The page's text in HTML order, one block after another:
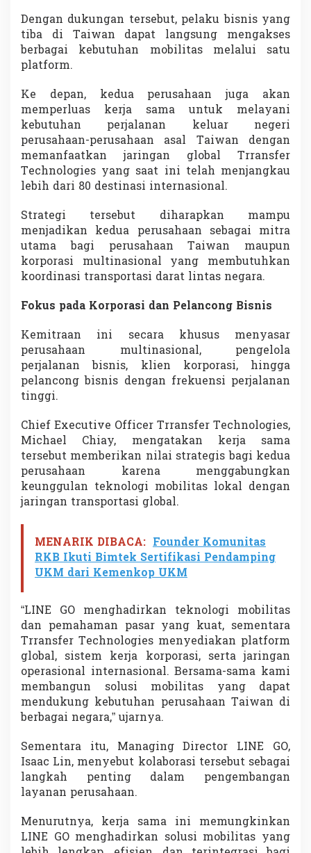
Dengan dukungan tersebut, pelaku bisnis yang
tiba di Taiwan dapat langsung mengakses
berbagai kebutuhan mobilitas melalui satu
platform.
Ke depan, kedua perusahaan juga akan
memperluas kerja sama untuk melayani
kebutuhan perjalanan keluar negeri
perusahaan-perusahaan asal Taiwan dengan
memanfaatkan jaringan global Trransfer
Technologies yang saat ini telah menjangkau
lebih dari 80 destinasi internasional.
Strategi tersebut diharapkan mampu
menjadikan kedua perusahaan sebagai mitra
utama bagi perusahaan Taiwan maupun
korporasi multinasional yang membutuhkan
koordinasi transportasi darat lintas negara.
Fokus pada Korporasi dan Pelancong Bisnis
Kemitraan ini secara khusus menyasar
perusahaan multinasional, pengelola
perjalanan bisnis, klien korporasi, hingga
pelancong bisnis dengan frekuensi perjalanan
tinggi.
Chief Executive Officer Trransfer Technologies,
Michael Chiay, mengatakan kerja sama
tersebut memberikan nilai strategis bagi kedua
perusahaan karena menggabungkan
keunggulan teknologi mobilitas lokal dengan
jaringan transportasi global.
MENARIK DIBACA: Founder Komunitas
RKB Ikuti Bimtek Sertifikasi Pendamping
UKM dari Kemenkop UKM
“LINE GO menghadirkan teknologi mobilitas
dan pemahaman pasar yang kuat, sementara
Trransfer Technologies menyediakan platform
global, sistem kerja korporasi, serta jaringan
operasional internasional. Bersama-sama kami
membangun solusi mobilitas yang dapat
mendukung kebutuhan perusahaan Taiwan di
berbagai negara,” ujarnya.
Sementara itu, Managing Director LINE GO,
Isaac Lin, menyebut kolaborasi tersebut sebagai
langkah penting dalam pengembangan
layanan perusahaan.
Menurutnya, kerja sama ini memungkinkan
LINE GO menghadirkan solusi mobilitas yang